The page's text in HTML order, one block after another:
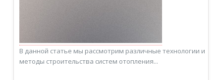
В данной статье мы рассмотрим различные технологии и
методы строительства систем отопления...